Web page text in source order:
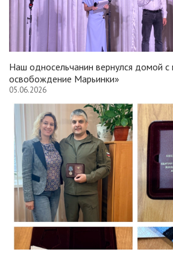
Наш односельчанин вернулся домой
освобождение Марьинки»
05.06.2026